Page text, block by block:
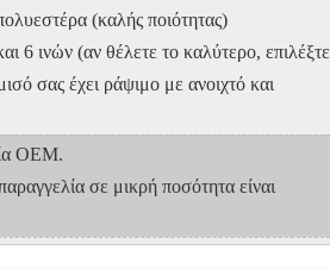
(καλής ποιότητας)
6 ινών (αν θέλετε το καλύτερο, επιλέξτε
σας έχει ράψιμο με ανοιχτό και
OEM.
σε μικρή ποσότητα είναι